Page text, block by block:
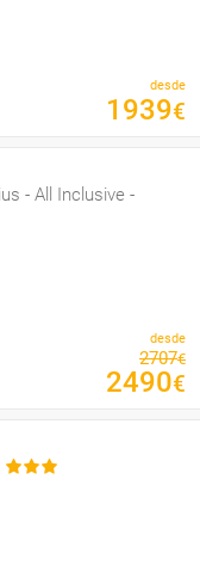
desde
1939€
- All Inclusive -
desde
2707€
2490€